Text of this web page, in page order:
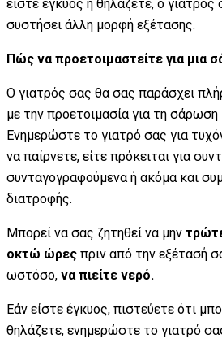
είστε έγκυος ή θηλάζετε, ο γιατρός
συστήσει άλλη μορφή εξέτασης.
Πώς να προετοιμαστείτε για μια
Ο γιατρός σας θα σας παράσχει
με την προετοιμασία για τη σάρωση
Ενημερώστε το γιατρό σας για
να παίρνετε, είτε πρόκειται για
συνταγογραφούμενα ή ακόμα και
διατροφής.
Μπορεί να σας ζητηθεί να μην
οκτώ ώρες πριν από την εξέτασή
ωστόσο, να πιείτε νερό.
Εάν είστε έγκυος, πιστεύετε ότι
θηλάζετε, ενημερώστε το γιατρό